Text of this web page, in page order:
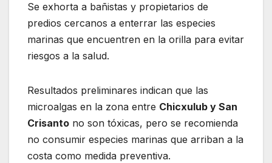
Se exhorta a bañistas y propietarios de
predios cercanos a enterrar las especies
marinas que encuentren en la orilla para evitar
riesgos a la salud.
Resultados preliminares indican que las
microalgas en la zona entre Chicxulub y San
Crisanto no son tóxicas, pero se recomienda
no consumir especies marinas que arriban a la
costa como medida preventiva.